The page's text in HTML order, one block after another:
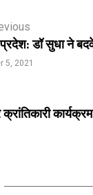
डॉ सुधा ने
5, 2021